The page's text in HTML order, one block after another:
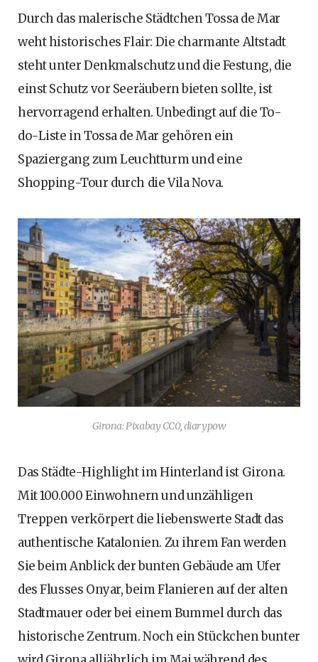
Durch das malerische Städtchen Tossa de Mar
weht historisches Flair: Die charmante Altstadt
steht unter Denkmalschutz und die Festung, die
einst Schutz vor Seeräubern bieten sollte, ist
hervorragend erhalten. Unbedingt auf die To-
do-Liste in Tossa de Mar gehören ein
Spaziergang zum Leuchtturm und eine
Shopping-Tour durch die Vila Nova.
Girona: Pixabay CC0, diarypow
Das Städte-Highlight im Hinterland ist Girona.
Mit 100.000 Einwohnern und unzähligen
Treppen verkörpert die liebenswerte Stadt das
authentische Katalonien. Zu ihrem Fan werden
Sie beim Anblick der bunten Gebäude am Ufer
des Flusses Onyar, beim Flanieren auf der alten
Stadtmauer oder bei einem Bummel durch das
historische Zentrum. Noch ein Stückchen bunter